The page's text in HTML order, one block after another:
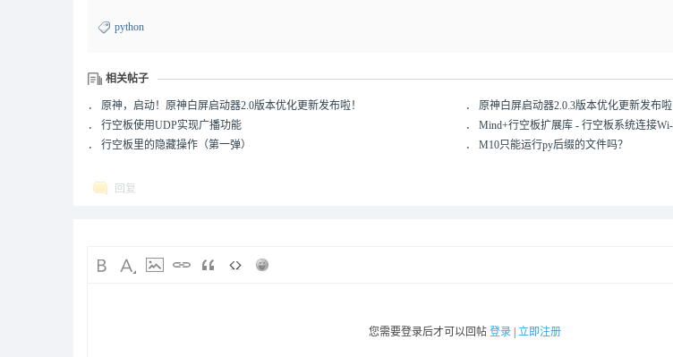
python
相关帖子
． 原神，启动！原神白屏启动器2.0版本优化更新发布啦！ ． 原神白屏启动器2.0.3版本优化更新发布啦
． 行空板使用UDP实现广播功能 ． Mind+行空板扩展库 - 行空板系统连接
． 行空板里的隐藏操作（第一弹） ． M10只能运行py后缀的文件吗？
回复
您需要登录后才可以回帖 登录 立即注册